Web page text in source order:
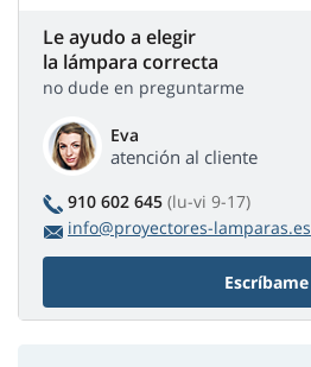
Le ayudo a elegir
la lámpara correcta
no dude en preguntarme
Eva
atención al cliente
910 602 645 (lu-vi 9-17)
info@proyectores-lamparas.es
Escríbame